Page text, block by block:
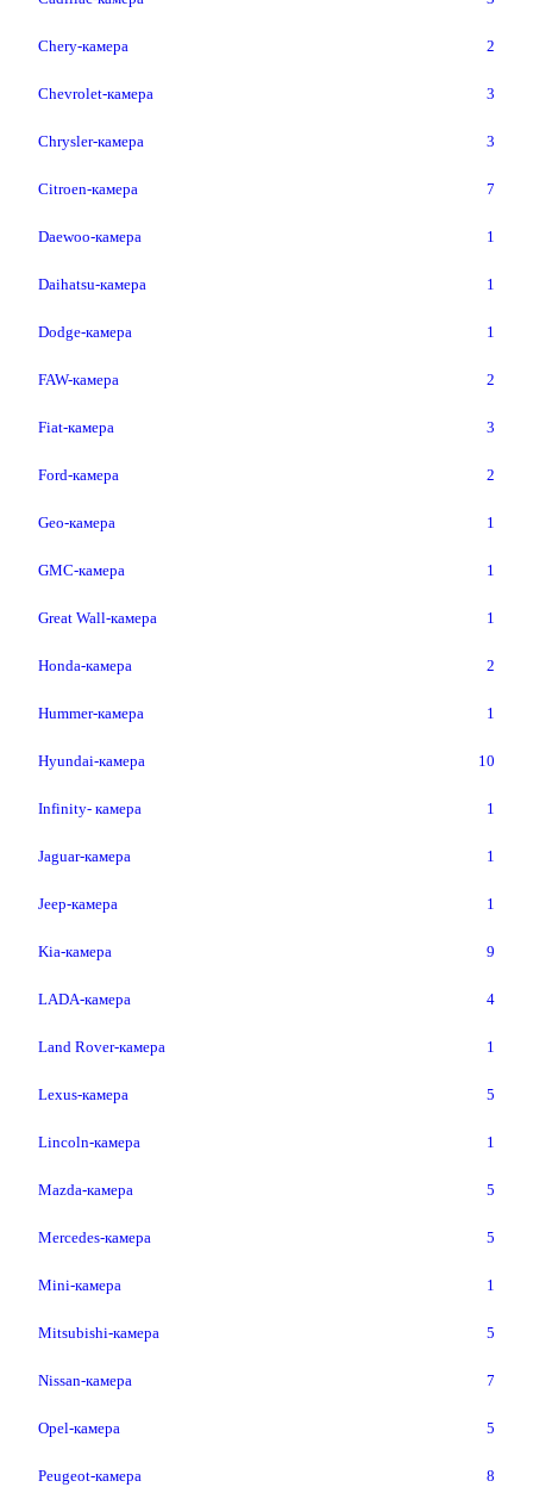
Chery-камера 2
Chevrolet-камера 3
Chrysler-камера 3
Citroen-камера 7
Daewoo-камера 1
Daihatsu-камера 1
Dodge-камера 1
FAW-камера 2
Fiat-камера 3
Ford-камера 2
Geo-камера 1
GMC-камера 1
Great Wall-камера 1
Honda-камера 2
Hummer-камера 1
Hyundai-камера 10
Infinity- камера 1
Jaguar-камера 1
Jeep-камера 1
Kia-камера 9
LADA-камера 4
Land Rover-камера 1
Lexus-камера 5
Lincoln-камера 1
Mazda-камера 5
Mercedes-камера 5
Mini-камера 1
Mitsubishi-камера 5
Nissan-камера 7
Opel-камера 5
Peugeot-камера 8